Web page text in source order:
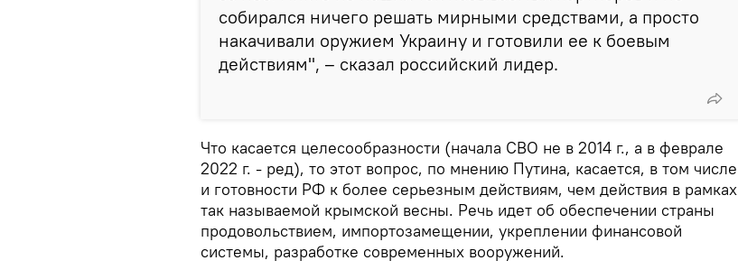
собирался ничего решать мирными средствами, а просто
накачивали оружием Украину и готовили ее к боевым
действиям", – сказал российский лидер.
Что касается целесообразности (начала СВО не в 2014 г., а в феврале
2022 г. - ред), то этот вопрос, по мнению Путина, касается, в том числе
и готовности РФ к более серьезным действиям, чем действия в рамках
так называемой крымской весны. Речь идет об обеспечении страны
продовольствием, импортозамещении, укреплении финансовой
системы, разработке современных вооружений.